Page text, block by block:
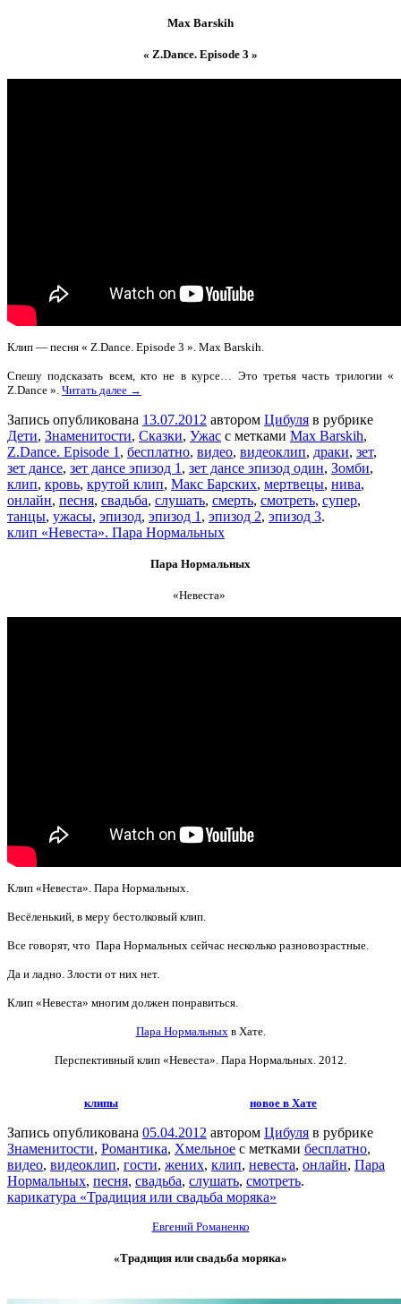
Max Barskih
« Z.Dance. Episode 3 »
Клип — песня « Z.Dance. Episode 3 ». Max Barskih.
Спешу подсказать всем, кто не в курсе… Это третья часть трилогии «
Z.Dance ». Читать далее →
Запись опубликована 13.07.2012 автором Цибуля в рубрике
Дети, Знаменитости, Сказки, Ужас с метками Max Barskih,
Z.Dance. Episode 1 , бесплатно, видео, видеоклип, драки, зет,
зет дансе, зет дансе эпизод 1 , зет дансе эпизод один, Зомби,
клип, кровь, крутой клип, Макс Барских, мертвецы, нива,
онлайн, песня, свадьба, слушать, смерть, смотреть, супер,
танцы, ужасы, эпизод, эпизод 1 , эпизод 2, эпизод 3.
клип «Невеста». Пара Нормальных
Пара Нормальных
«Невеста»
Клип «Невеста». Пара Нормальных.
Весёленький, в меру бестолковый клип.
Все говорят, что Пара Нормальных сейчас несколько разновозрастные.
Да и ладно. Злости от них нет.
Клип «Невеста» многим должен понравиться.
Пара Нормальныхв Хате.
Перспективный клип «Невеста». Пара Нормальных. 2012.
клипы новое в Хате
Запись опубликована 05.04.2012 автором Цибуля в рубрике
Знаменитости, Романтика, Хмельное с метками бесплатно,
видео, видеоклип, гости, жених, клип, невеста, онлайн, Пара
Нормальных, песня, свадьба, слушать, смотреть.
карикатура «Традиция или свадьба моряка»
Евгений Романенко
«Традиция или свадьба моряка»